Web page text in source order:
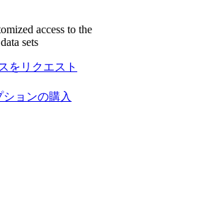
access to the
sets
をリクエスト
ョンの購入